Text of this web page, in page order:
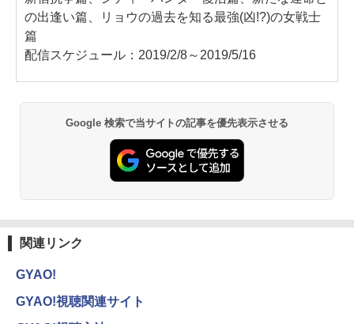
の出逢い篇、リョウの過去を知る最強(凶!?)の女戦士
篇
配信スケジュール：2019/2/8～2019/5/16
Google 検索で当サイトの記事を優先表示させる
関連リンク
GYAO!
GYAO!視聴関連サイト